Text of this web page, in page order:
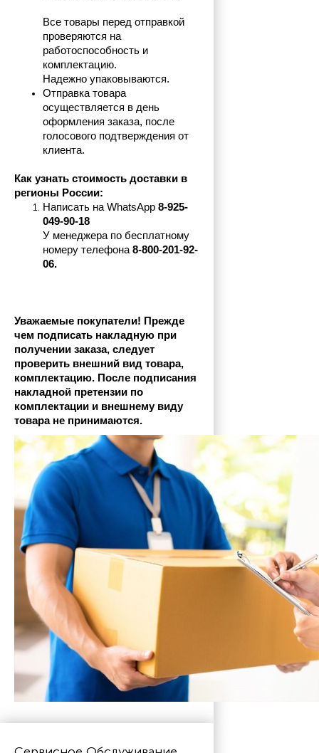
Все товары перед отправкой
проверяются на
работоспособность и
комплектацию.
Надежно упаковываются.
Отправка товара
осуществляется в день
оформления заказа, после
голосового подтверждения от
клиента.
Как узнать стоимость доставки в
регионы России:
Написать на WhatsApp 8-925-
049-90-18
У менеджера по бесплатному
номеру телефона 8-800-201-92-
06.
Уважаемые покупатели! Прежде
чем подписать накладную при
получении заказа, следует
проверить внешний вид товара,
комплектацию. После подписания
накладной претензии по
комплектации и внешнему виду
товара не принимаются.